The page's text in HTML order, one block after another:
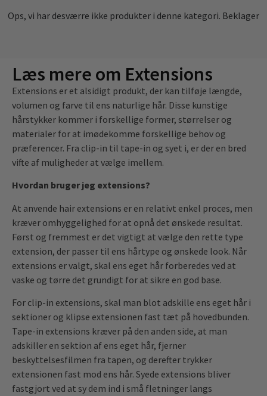
Ops, vi har desværre ikke produkter i denne kategori. Beklager
Læs mere om Extensions
Extensions er et alsidigt produkt, der kan tilføje længde,
volumen og farve til ens naturlige hår. Disse kunstige
hårstykker kommer i forskellige former, størrelser og
materialer for at imødekomme forskellige behov og
præferencer. Fra clip-in til tape-in og syet i, er der en bred
vifte af muligheder at vælge imellem.
Hvordan bruger jeg extensions?
At anvende hair extensions er en relativt enkel proces, men
kræver omhyggelighed for at opnå det ønskede resultat.
Først og fremmest er det vigtigt at vælge den rette type
extension, der passer til ens hårtype og ønskede look. Når
extensions er valgt, skal ens eget hår forberedes ved at
vaske og tørre det grundigt for at sikre en god base.
For clip-in extensions, skal man blot adskille ens eget hår i
sektioner og klipse extensionen fast tæt på hovedbunden.
Tape-in extensions kræver på den anden side, at man
adskiller en sektion af ens eget hår, fjerner
beskyttelsesfilmen fra tapen, og derefter trykker
extensionen fast mod ens hår. Syede extensions bliver
fastgjort ved at sy dem ind i små fletninger langs